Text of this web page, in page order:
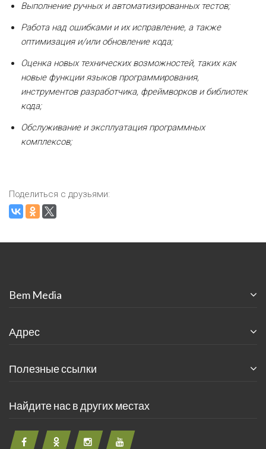
Выполнение ручных и автоматизированных тестов;
Работа над ошибками и их исправление, а также
оптимизация и/или обновление кода;
Оценка новых технических возможностей, таких как
новые функции языков программирования,
инструментов разработчика, фреймворков и библиотек
кода;
Обслуживание и эксплуатация программных
комплексов;
Поделиться с друзьями:
Bem Media
Адрес
Полезные ссылки
Найдите нас в других местах